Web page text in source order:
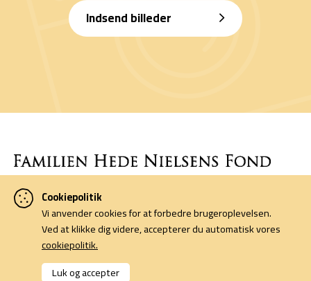
Indsend billeder
Denne side er finansieret af Familien Hede Nielsens Fond og drives
af foreningen Horsens Billeders Venner.
Cookiepolitik
Kontakt
Cookiepolitik
Vi anvender cookies for at forbedre brugeroplevelsen.
Ved at klikke dig videre, accepterer du automatisk vores
cookiepolitik.
Luk og accepter